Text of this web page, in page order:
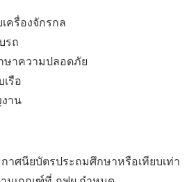
ครื่องจักรกล
รถ
ษาความปลอดภัย
รือ
าน
กาศนียบัตรประถมศึกษาหรือเทียบเท่า